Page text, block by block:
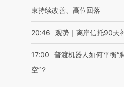
束持续改善、高位回落
20:46 观势｜离岸信托90天
17:00
普渡机器人如何平衡“
空”？